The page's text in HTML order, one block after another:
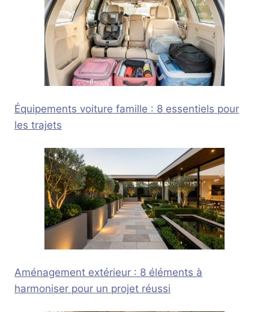
Équipements voiture famille : 8 essentiels pour
les trajets
Aménagement extérieur : 8 éléments à
harmoniser pour un projet réussi